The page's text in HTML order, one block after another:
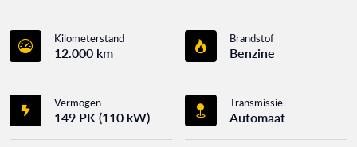
Kilometerstand
12.000 km
Brandstof
Benzine
Vermogen
149 PK (110 kW)
Transmissie
Automaat